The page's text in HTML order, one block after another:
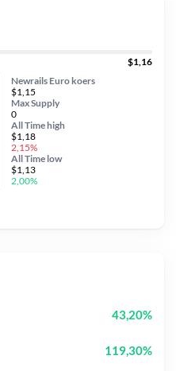
$1,16
Newrails Euro koers
$1,15
Max Supply
0
All Timehigh
$1,18
2,15%
All Time low
$1,13
2,00%
43,20%
119,30%